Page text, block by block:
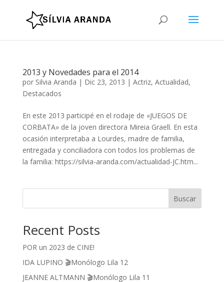
2013 y Novedades para el 2014
por Silvia Aranda | Dic 23, 2013 | Actriz, Actualidad,
Destacados
En este 2013 participé en el rodaje de «JUEGOS DE
CORBATA» de la joven directora Mireia Graell. En esta
ocasión interpretaba a Lourdes, madre de familia,
entregada y conciliadora con todos los problemas de
la familia: https://silvia-aranda.com/actualidad-JC.htm...
Buscar
Recent Posts
POR un 2023 de CINE!
IDA LUPINO 🎬Monólogo Lila 12
JEANNE ALTMANN 🎬Monólogo Lila 11